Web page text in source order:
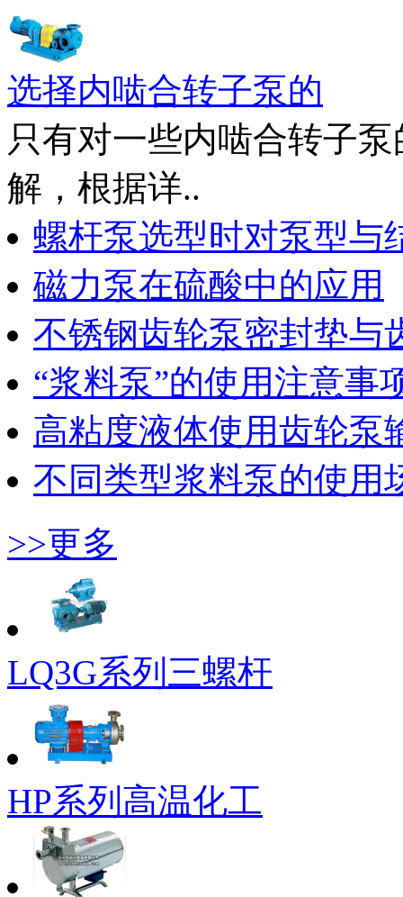
选择内啮合转子泵的
只有对一些内啮合转子
解，根据详..
螺杆泵选型时对泵型与
磁力泵在硫酸中的应用
不锈钢齿轮泵密封垫与
“浆料泵”的使用注意事
高粘度液体使用齿轮泵
不同类型浆料泵的使用
>>更多
LQ3G系列三螺杆
HP系列高温化工